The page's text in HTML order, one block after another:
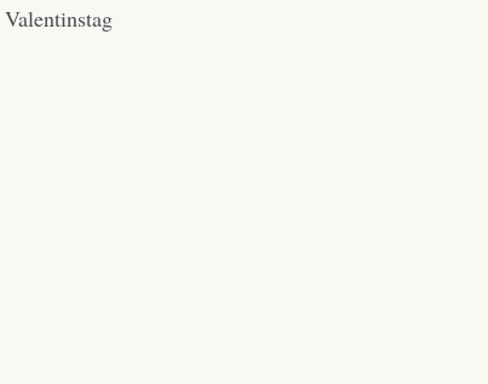
Valentinstag